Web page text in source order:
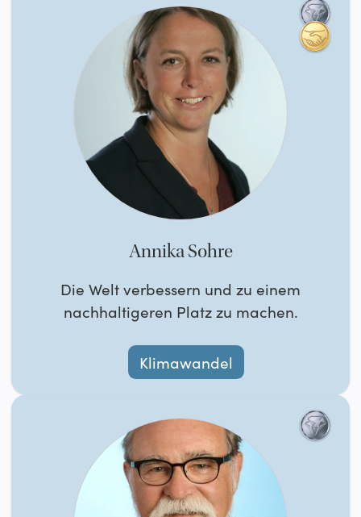
Annika Sohre
Die Welt verbessern und zu einem
nachhaltigeren Platz zu machen.
Klimawandel